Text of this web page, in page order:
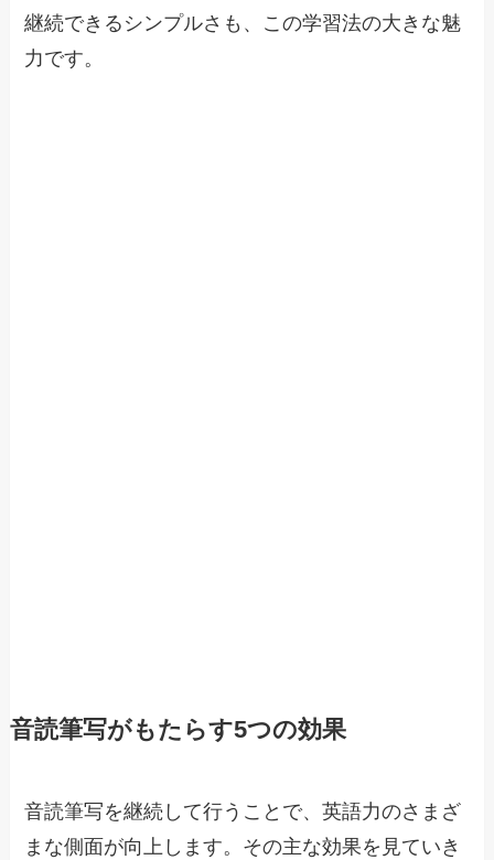
継続できるシンプルさも、この学習法の大きな魅
力です。
音読筆写がもたらす5つの効果
音読筆写を継続して行うことで、英語力のさまざ
まな側面が向上します。その主な効果を見ていき